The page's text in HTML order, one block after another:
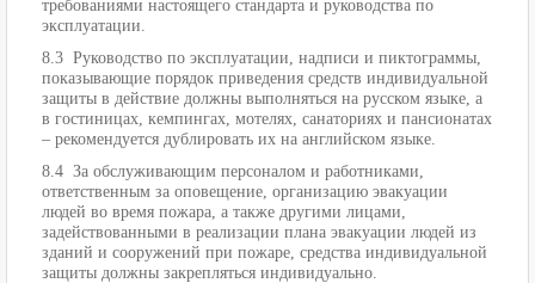
требованиями настоящего стандарта и руководства по
эксплуатации.
8.3 Руководство по эксплуатации, надписи и пиктограммы,
показывающие порядок приведения средств индивидуальной
защиты в действие должны выполняться на русском языке, а
в гостиницах, кемпингах, мотелях, санаториях и пансионатах
– рекомендуется дублировать их на английском языке.
8.4 За обслуживающим персоналом и работниками,
ответственным за оповещение, организацию эвакуации
людей во время пожара, а также другими лицами,
задействованными в реализации плана эвакуации людей из
зданий и сооружений при пожаре, средства индивидуальной
защиты должны закрепляться индивидуально.